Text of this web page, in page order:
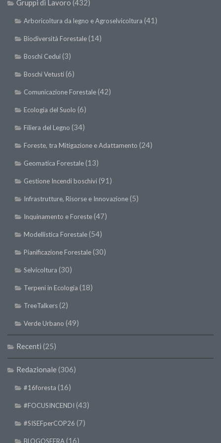
Gruppi di Lavoro (432)
Arboricoltura da legno e Agroselvicoltura (41)
Biodiversità Forestale(14)
Boschi Cedui(3)
Boschi Vetusti(6)
Comunicazione Forestale(42)
Ecologia del Suolo (6)
Filiera del Legno (34)
Foreste, tra Mitigazione e Adattamento (24)
Geomatica Forestale(13)
Gestione Incendi boschivi(91)
Infrastrutture, Risorse e Innovazione(5)
Inquinamento e Foreste(47)
Modellistica Forestale(54)
Pianificazione Forestale(30)
Selvicoltura (30)
Terpeni in Ecologia (18)
TreeTalkers(2)
Verde Urbano (49)
Recenti (25)
Redazionale (306)
#16foresta (16)
#FOCUSINCENDI (43)
#SISEFperCOP26 (7)
BLOGOSFERA(16)